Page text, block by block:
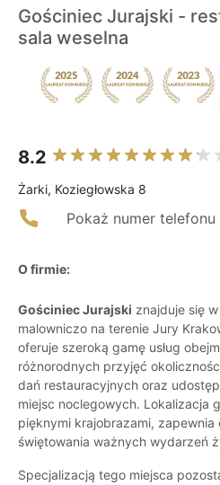
Gościniec Jurajski -
sala weselna
8.2
Żarki, Koziegłowska 8
Pokaż numer telefonu
O firmie:
Gościniec Jurajski znajduje się
malowniczo na terenie Jury
oferuje szeroką gamę usług
różnorodnych przyjęć
dań restauracyjnych oraz
miejsc noclegowych. Lokalizacja
pięknymi krajobrazami,
świętowania ważnych wydarzeń
Specjalizacją tego miejsca